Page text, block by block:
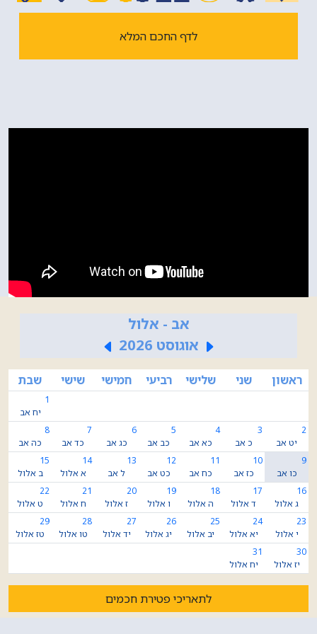
'ציון במשפט תפדה' בשלושה חלקים - חידושים על פרשת
הש"ס; 'שיבת ציון' - שו"ת אורח חיים.
לדף החכם המלא
אב - אלול
אוגוסט 2026
ראשון שני שלישי רביעי חמישי שישי שבת
1
יח אב
2
יט אב
3
כ אב
4
כא אב
5
כב אב
6
כג אב
7
כד אב
8
כה אב
9
כו אב
10
כז אב
11
כח אב
12
כט אב
13
ל אב
14
א אלול
15
ב אלול
16
ג אלול
17
ד אלול
18
ה אלול
19
ו אלול
20
ז אלול
21
ח אלול
22
ט אלול
23
י אלול
24
יא אלול
25
יב אלול
26
יג אלול
27
יד אלול
28
טו אלול
29
טז אלול
30
יז אלול
31
יח אלול
לתאריכי פטירת חכמים